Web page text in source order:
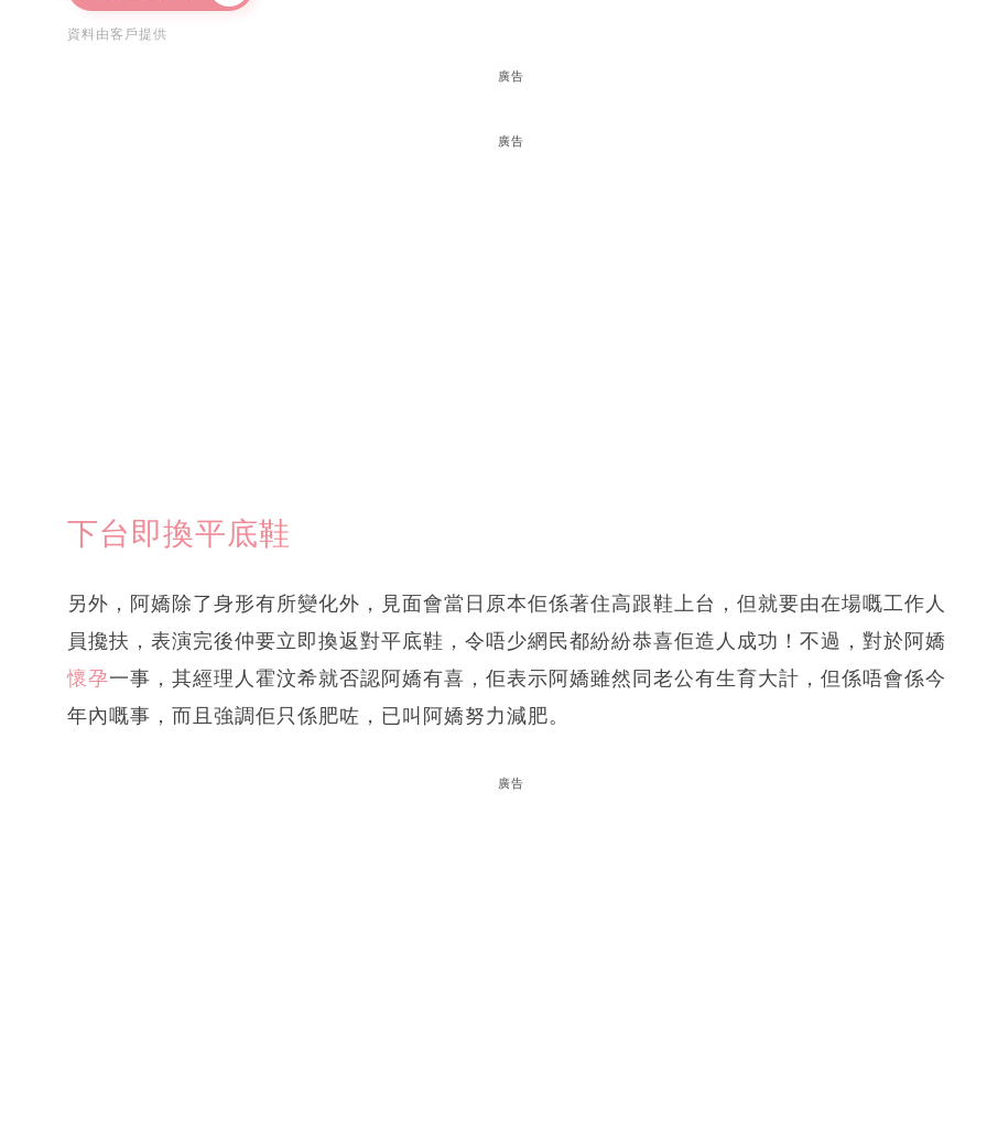
資料由客戶提供
廣告
廣告
下台即換平底鞋
另外，阿嬌除了身形有所變化外，見面會當日原本佢係著住高跟鞋上台，但就要由在場嘅工作人
員攙扶，表演完後仲要立即換返對平底鞋，令唔少網民都紛紛恭喜佢造人成功！不過，對於阿嬌
懷孕一事，其經理人霍汶希就否認阿嬌有喜，佢表示阿嬌雖然同老公有生育大計，但係唔會係今
年內嘅事，而且強調佢只係肥咗，已叫阿嬌努力減肥。
廣告